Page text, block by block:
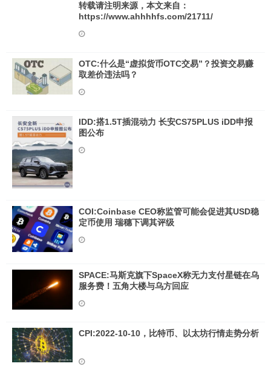
转载请注明来源，本文来自：
https://www.ahhhhfs.com/21711/
OTC:什么是“虚拟货币OTC交易”？投资交易赚
取差价违法吗？
IDD:搭1.5T插混动力 长安CS75PLUS iDD申报
图公布
COI:Coinbase CEO称监管可能会促进其USD稳
定币使用 瑞穗下调其评级
SPACE:马斯克旗下SpaceX称无力支付星链在乌
服务费！五角大楼与乌方回应
CPI:2022-10-10，比特币、以太坊行情走势分析